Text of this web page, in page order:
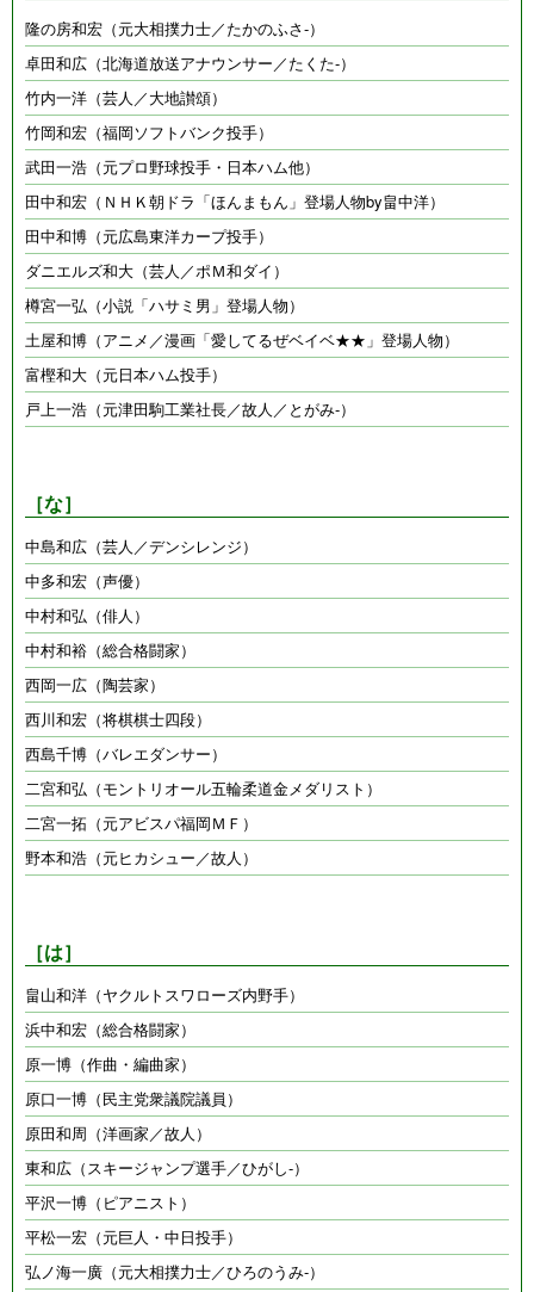
隆の房和宏（元大相撲力士／たかのふさ-）
卓田和広（北海道放送アナウンサー／たくた-）
竹内一洋（芸人／大地讃頌）
竹岡和宏（福岡ソフトバンク投手）
武田一浩（元プロ野球投手・日本ハム他）
田中和宏（ＮＨＫ朝ドラ「ほんまもん」登場人物by畠中洋）
田中和博（元広島東洋カープ投手）
ダニエルズ和大（芸人／ポＭ和ダイ）
樽宮一弘（小説「ハサミ男」登場人物）
土屋和博（アニメ／漫画「愛してるぜベイベ★★」登場人物）
富樫和大（元日本ハム投手）
戸上一浩（元津田駒工業社長／故人／とがみ-）
［な］
中島和広（芸人／デンシレンジ）
中多和宏（声優）
中村和弘（俳人）
中村和裕（総合格闘家）
西岡一広（陶芸家）
西川和宏（将棋棋士四段）
西島千博（バレエダンサー）
二宮和弘（モントリオール五輪柔道金メダリスト）
二宮一拓（元アビスパ福岡ＭＦ）
野本和浩（元ヒカシュー／故人）
［は］
畠山和洋（ヤクルトスワローズ内野手）
浜中和宏（総合格闘家）
原一博（作曲・編曲家）
原口一博（民主党衆議院議員）
原田和周（洋画家／故人）
東和広（スキージャンプ選手／ひがし-）
平沢一博（ピアニスト）
平松一宏（元巨人・中日投手）
弘ノ海一廣（元大相撲力士／ひろのうみ-）